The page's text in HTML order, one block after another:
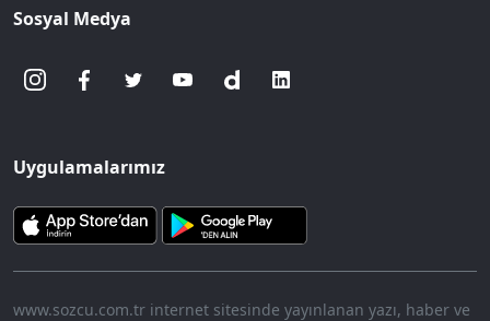
Sosyal Medya
Uygulamalarımız
www.sozcu.com.tr internet sitesinde yayınlanan yazı, haber ve